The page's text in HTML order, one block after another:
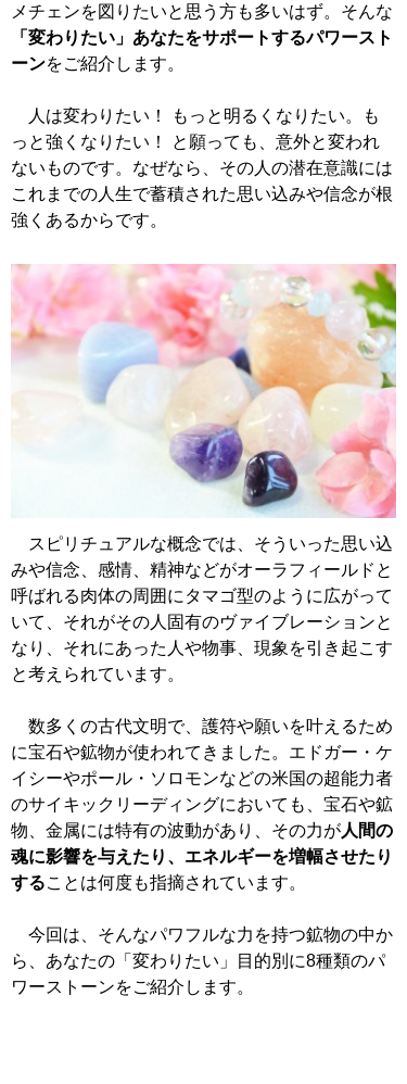
メチェンを図りたいと思う方も多いはず。そんな
「変わりたい」あなたをサポートするパワースト
ーンをご紹介します。
人は変わりたい！ もっと明るくなりたい。も
っと強くなりたい！ と願っても、意外と変われ
ないものです。なぜなら、その人の潜在意識には
これまでの人生で蓄積された思い込みや信念が根
強くあるからです。
スピリチュアルな概念では、そういった思い込
みや信念、感情、精神などがオーラフィールドと
呼ばれる肉体の周囲にタマゴ型のように広がって
いて、それがその人固有のヴァイブレーションと
なり、それにあった人や物事、現象を引き起こす
と考えられています。
数多くの古代文明で、護符や願いを叶えるため
に宝石や鉱物が使われてきました。エドガー・ケ
イシーやポール・ソロモンなどの米国の超能力者
のサイキックリーディングにおいても、宝石や鉱
物、金属には特有の波動があり、その力が人間の
魂に影響を与えたり、エネルギーを増幅させたり
することは何度も指摘されています。
今回は、そんなパワフルな力を持つ鉱物の中か
ら、あなたの「変わりたい」目的別に8種類のパ
ワーストーンをご紹介します。